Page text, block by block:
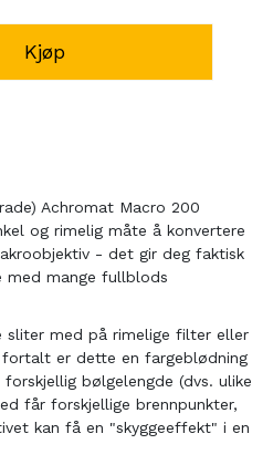
Kjøp
Achromat Macro 200
og rimelig måte å konvertere
- det gir deg faktisk
med mange fullblods
med på rimelige filter eller
er dette en fargeblødning
bølgelengde (dvs. ulike
får forskjellige brennpunkter,
kan få en "skyggeeffekt" i en